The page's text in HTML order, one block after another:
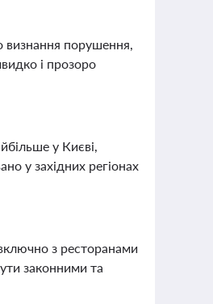
визнання порушення,
і прозоро
у Києві,
у західних регіонах
з ресторанами
законними та